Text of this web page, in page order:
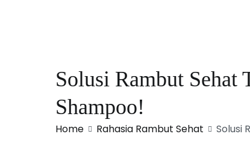
Solusi Rambut
Shampoo!
Home Rahasia Rambut Sehat Solusi